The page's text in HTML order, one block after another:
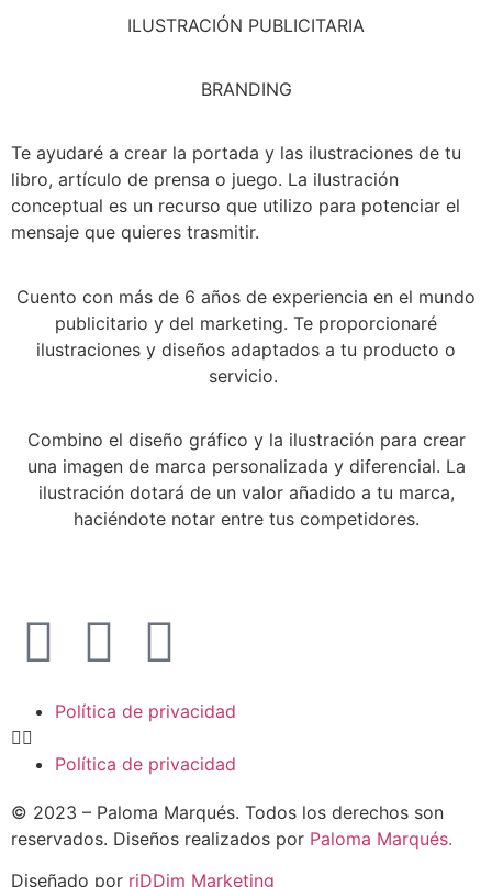
ILUSTRACIÓN PUBLICITARIA
BRANDING
Te ayudaré a crear la portada y las ilustraciones de tu
libro, artículo de prensa o juego. La ilustración
conceptual es un recurso que utilizo para potenciar el
mensaje que quieres trasmitir.
Cuento con más de 6 años de experiencia en el mundo
publicitario y del marketing. Te proporcionaré
ilustraciones y diseños adaptados a tu producto o
servicio.
Combino el diseño gráfico y la ilustración para crear
una imagen de marca personalizada y diferencial. La
ilustración dotará de un valor añadido a tu marca,
haciéndote notar entre tus competidores.
Política de privacidad
Política de privacidad
© 2023 – Paloma Marqués. Todos los derechos son
reservados. Diseños realizados por Paloma Marqués.
Diseñado por riDDim Marketing